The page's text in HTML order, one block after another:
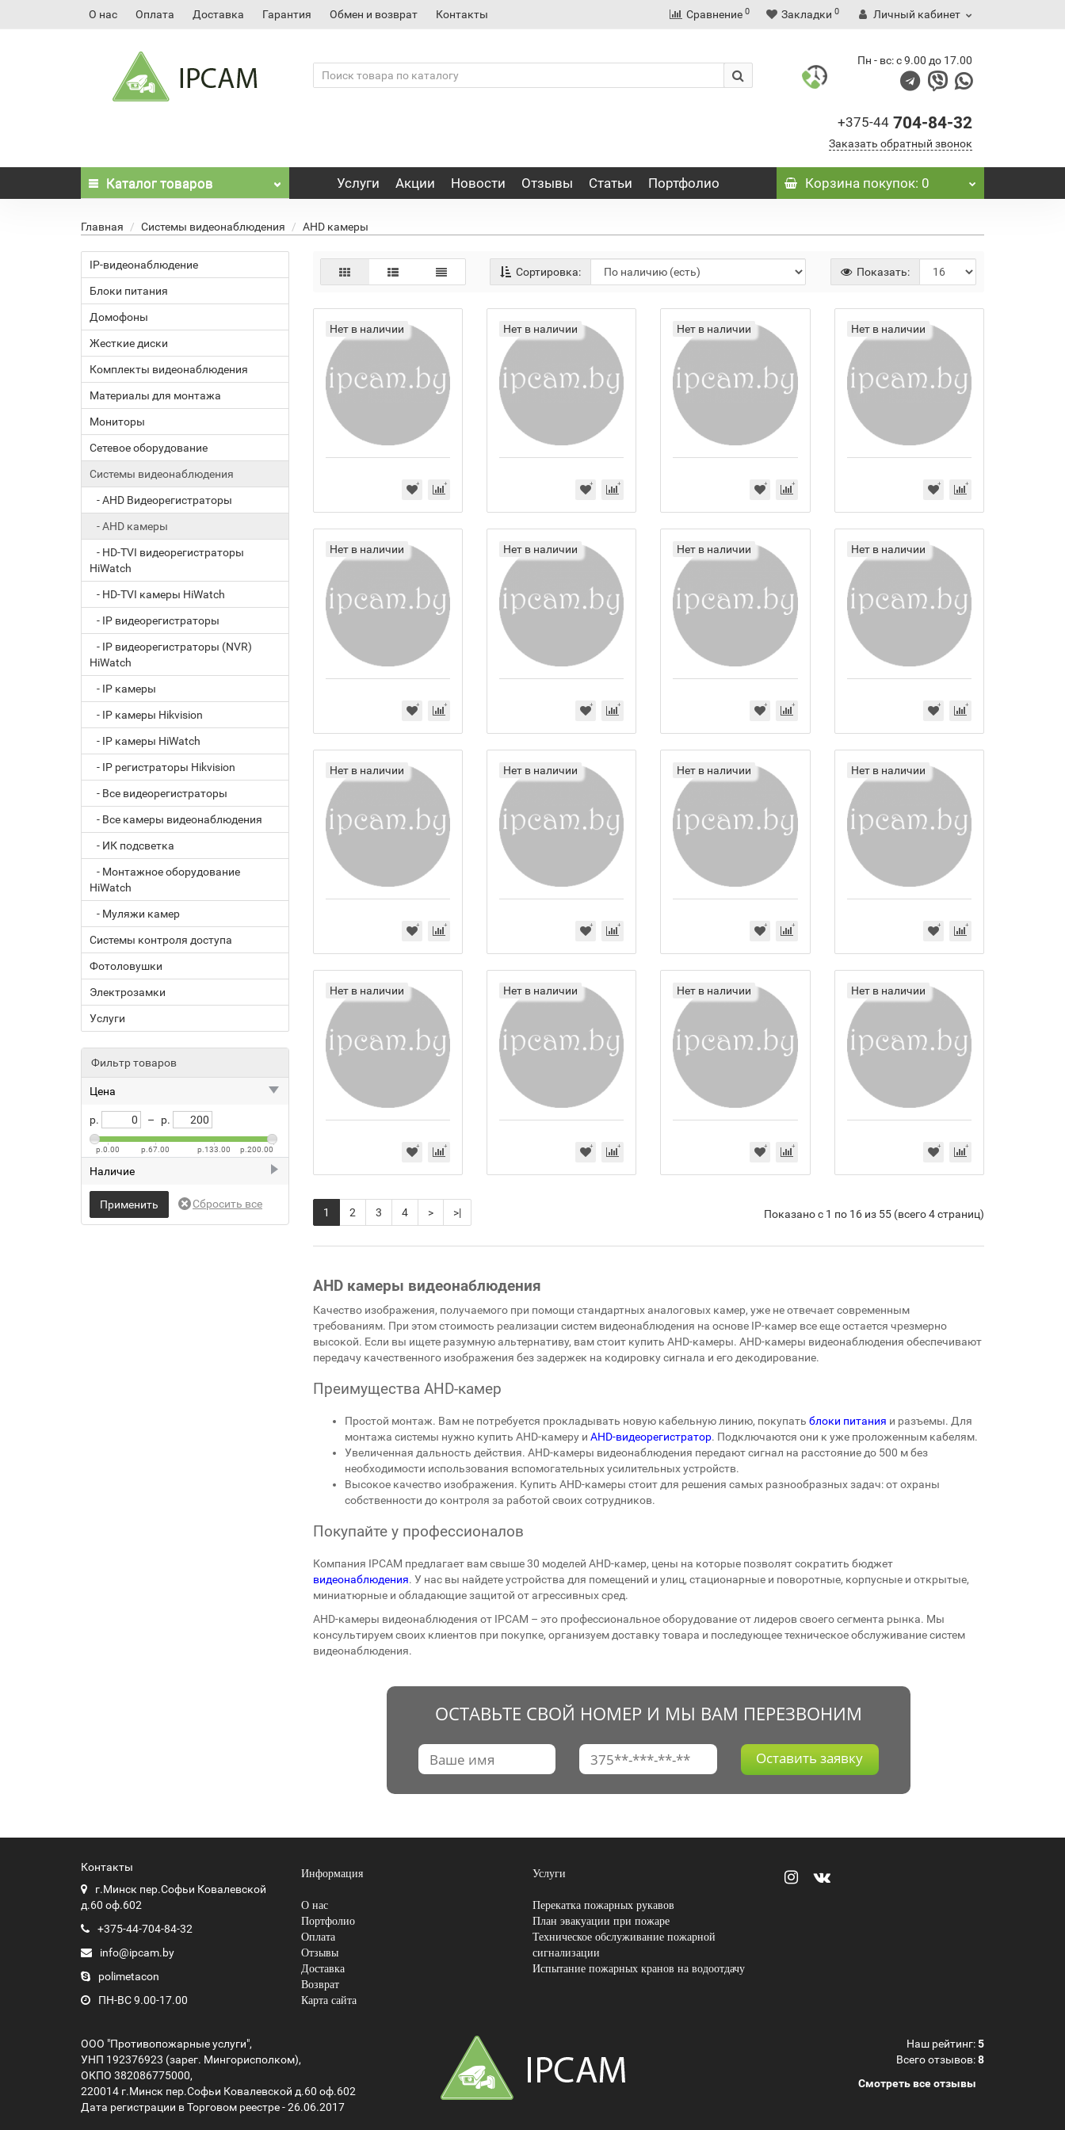
О нас Оплата Доставка Гарантия Обмен и возврат Контакты Сравнение 0 Закладки 0 Личный кабинет
Пн - вс: с 9.00 до 17.00
+375-44 704-84-32
Заказать обратный звонок
Каталог товаров Услуги Акции Новости Отзывы Статьи Портфолио Корзинапокупок: 0
Главная Системы видеонаблюдения AHD камеры
IP-видеонаблюдение
Блоки питания
Домофоны
Жесткие диски
Комплекты видеонаблюдения
Материалы для монтажа
Мониторы
Сетевое оборудование
Системы видеонаблюдения
- AHD Видеорегистраторы
- AHD камеры
- HD-TVI видеорегистраторы
HiWatch
- HD-TVI камеры HiWatch
- IP видеорегистраторы
- IP видеорегистраторы (NVR)
HiWatch
- IP камеры
- IP камеры Hikvision
- IP камеры HiWatch
- IP регистраторы Hikvision
- Все видеорегистраторы
- Все камеры видеонаблюдения
- ИК подсветка
- Монтажное оборудование
HiWatch
- Муляжи камер
Системы контроля доступа
Фотоловушки
Электрозамки
Услуги
Фильтр товаров
Цена
р. – р.
р.0.00 р.67.00 р.133.00 р.200.00
Наличие
Предзаказ
Сортировка: Показать:
Нет в наличии Нет в наличии Нет в наличии Нет в наличии
Нет в наличии Нет в наличии Нет в наличии Нет в наличии
Нет в наличии Нет в наличии Нет в наличии Нет в наличии
Нет в наличии Нет в наличии Нет в наличии Нет в наличии
1 2 3 4 > >| Показано с 1 по 16 из 55 (всего 4 страниц)
AHD камеры видеонаблюдения
Качество изображения, получаемого при помощи стандартных аналоговых камер, уже не отвечает современным
требованиям. При этом стоимость реализации систем видеонаблюдения на основе IP-камер все еще остается чрезмерно
высокой. Если вы ищете разумную альтернативу, вам стоит купить AHD-камеры. AHD-камеры видеонаблюдения обеспечивают
передачу качественного изображения без задержек на кодировку сигнала и его декодирование.
Преимущества AHD-камер
Простой монтаж. Вам не потребуется прокладывать новую кабельную линию, покупать блоки питания и разъемы. Для
монтажа системы нужно купить AHD-камеру и AHD-видеорегистратор. Подключаются они к уже проложенным кабелям.
Увеличенная дальность действия. AHD-камеры видеонаблюдения передают сигнал на расстояние до 500 м без
необходимости использования вспомогательных усилительных устройств.
Высокое качество изображения. Купить AHD-камеры стоит для решения самых разнообразных задач: от охраны
собственности до контроля за работой своих сотрудников.
Покупайте у профессионалов
Компания IPCAM предлагает вам свыше 30 моделей AHD-камер, цены на которые позволят сократить бюджет
видеонаблюдения. У нас вы найдете устройства для помещений и улиц, стационарные и поворотные, корпусные и открытые,
миниатюрные и обладающие защитой от агрессивных сред.
AHD-камеры видеонаблюдения от IPCAM – это профессиональное оборудование от лидеров своего сегмента рынка. Мы
консультируем своих клиентов при покупке, организуем доставку товара и последующее техническое обслуживание систем
видеонаблюдения.
ОСТАВЬТЕ СВОЙ НОМЕР И МЫ ВАМ ПЕРЕЗВОНИМ
Оставить заявку
Контакты
г.Минск пер.Софьи Ковалевской
д.60 оф.602
+375-44-704-84-32
info@ipcam.by
polimetacon
ПН-ВС 9.00-17.00
Информация
О нас
Портфолио
Оплата
Отзывы
Доставка
Возврат
Карта сайта
Услуги
Перекатка пожарных рукавов
План эвакуации при пожаре
Техническое обслуживание пожарной
сигнализации
Испытание пожарных кранов на водоотдачу
ООО "Противопожарные услуги",
УНП 192376923 (зарег. Мингорисполком),
ОКПО 382086775000,
220014 г.Минск пер.Софьи Ковалевской д.60 оф.602
Дата регистрации в Торговом реестре - 26.06.2017
Наш рейтинг:5
Всего отзывов:8
Смотреть все отзывы